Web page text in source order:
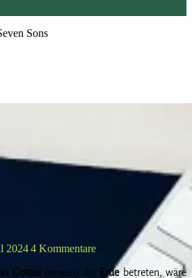
Sons
2024|4 Kommentare
Gottes(erneut) die Erdebetreten, wäre